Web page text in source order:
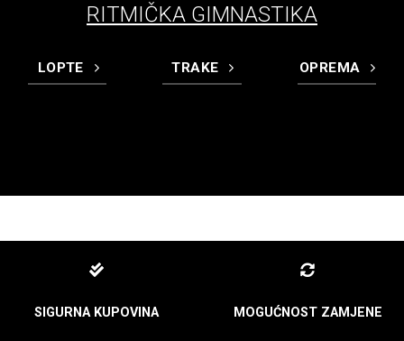
RITMIČKA GIMNASTIKA
LOPTE TRAKE OPREMA
SIGURNA KUPOVINA MOGUĆNOST ZAMJENE